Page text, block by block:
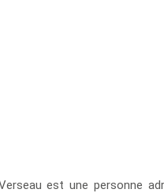
est une personne